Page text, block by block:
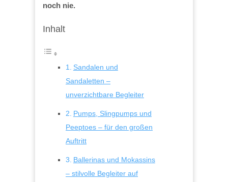
noch nie.
Inhalt
Sandalen und
Sandaletten –
unverzichtbare Begleiter
Pumps, Slingpumps und
Peeptoes – für den großen
Auftritt
Ballerinas und Mokassins
– stilvolle Begleiter auf